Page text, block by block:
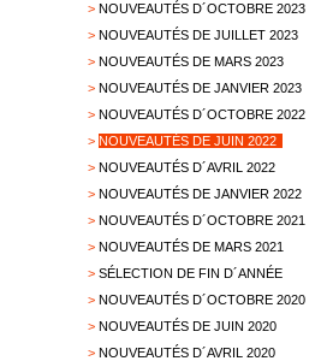
>NOUVEAUTÉS D´OCTOBRE 2023
>NOUVEAUTÉS DE JUILLET 2023
>NOUVEAUTÉS DE MARS 2023
>NOUVEAUTÉS DE JANVIER 2023
>NOUVEAUTÉS D´OCTOBRE 2022
> NOUVEAUTÉS DE JUIN 2022
>NOUVEAUTÉS D´AVRIL 2022
>NOUVEAUTÉS DE JANVIER 2022
>NOUVEAUTÉS D´OCTOBRE 2021
>NOUVEAUTÉS DE MARS 2021
>SÉLECTION DE FIN D´ANNÉE
>NOUVEAUTÉS D´OCTOBRE 2020
>NOUVEAUTÉS DE JUIN 2020
>NOUVEAUTÉS D´AVRIL 2020